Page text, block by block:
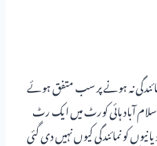
نہ ہونے پر سب متفق ہوئے
آباد ہائی کورٹ میں ایک رٹ
کو نمائندگی کیوں نہیں دی گئی